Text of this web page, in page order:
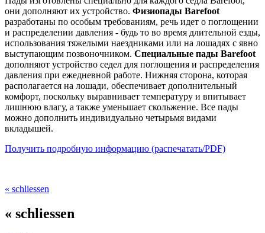
они дополняют их устройство. Физиопады Barefoot
разработаны по особым требованиям, речь идет о поглощении
и распределении давления - будь то во время длительной езды,
использования тяжелыми наездниками или на лошадях с явно
выступающим позвоночником. Специальные пады Barefoot
дополняют устройство седел для поглощения и распределения
давления при ежедневной работе. Нижняя сторона, которая
располагается на лошади, обеспечивает дополнительный
комфорт, поскольку выравнивает температуру и впитывает
лишнюю влагу, а также уменьшает скольжение. Все пады
можно дополнить индивидуально четырьмя видами
вкладышей.
Получить подробную информацию (распечатать/PDF)
« schliessen
« schliessen